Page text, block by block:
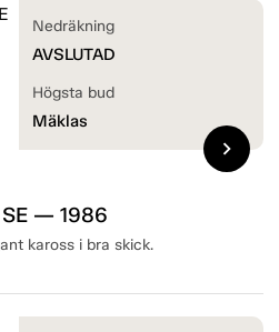
— 1986
kaross i bra skick.
Nedräkning
AVSLUTAD
Högsta bud
Mäklas
chevron_right